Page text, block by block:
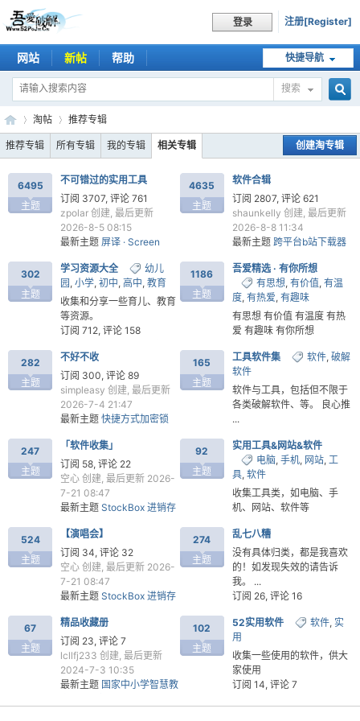
登录 注册[Register]
快捷导航
网站 新帖 帮助
搜索
爱
›
淘帖 推荐专辑
创建淘专辑
推荐专辑 所有专辑 我的专辑 相关专辑
6495
主题
不可错过的实用工具
订阅 3707, 评论 761
zpolar 创建, 最后更新
2026-8-5 08:15
最新主题 屏译 · Screen
4635
主题
软件合辑
订阅 2807, 评论 621
shaunkelly 创建, 最后更新
2026-8-8 11:34
最新主题 跨平台b站下载器
302
主题
学习资源大全
幼儿
园 , 小学, 初中, 高中, 教育
收集和分享一些育儿、教育
等资源。
订阅 712, 评论 158
2026-1-10 20:08
最新主题 WOW English 全
9 季 视频+音频+单词表+打
卡循环计划
1186
主题
吾爱精选 · 有你所想
有思想, 有价值, 有温
度, 有热爱, 有趣味
有思想 有价值 有温度 有热
爱 有趣味 有你所想
g2614557创建, 最后更新
2026-8-7 17:22
最新主题手写模拟器-文
本/docx 一键变逼真手写图
282
主题
不好不收
订阅 300, 评论 89
simpleasy 创建, 最后更新
2026-7-4 21:47
最新主题 快捷方式加密锁
密码锁 仅68 K
165
主题
工具软件集 软件, 破解
软件
软件与工具，包括但不限于
各类破解软件、等。 良心推
...
qwerty200696创建, 最后
更新 2026-3-20 17:05
最新主题
集2025
247
主题
「软件收集」
订阅 58, 评论 22
空心 创建, 最后更新 2026-
7-21 08:47
最新主题 StockBox 进销存
92
主题
实用工具&网站&软件
电脑, 手机, 网站, 工
具, 软件
收集工具类，如电脑、手
机、网站、软件等
HRG创建, 最后更新 2026-
4-16 14:06
最新主题华为电脑管家
12.0.1.126版及安装工具修
复
524
主题
【演唱会】
订阅 34, 评论 32
空心 创建, 最后更新 2026-
7-21 08:47
最新主题 StockBox 进销存
274
主题
乱七八糟
没有具体归类，都是我喜欢
的！如发现失效的请告诉
我。 ...
订阅 26, 评论 16
2026-6-27 06:49
最新主题
器 V3.3.4 更新【2026-06-
28】
67
主题
精品收藏册
订阅 23, 评论 7
lcllfj233 创建, 最后更新
2024-7-3 10:35
最新主题 国家中小学智慧教
102
主题
52实用软件 软件, 实
用
收集一些使用的软件，供大
家使用
订阅 14, 评论 7